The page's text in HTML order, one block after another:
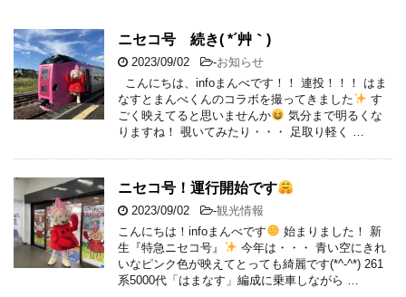
ニセコ号 続き( *´艸｀)
2023/09/02 -お知らせ
こんにちは、infoまんべです！！ 連投！！！ はま
なすとまんべくんのコラボを撮ってきました
す
ごく映えてると思いませんか
気分まで明るくな
りますね！ 覗いてみたり・・・ 足取り軽く …
ニセコ号！運行開始です
2023/09/02 -観光情報
こんにちは！infoまんべです
始まりました！ 新
生『特急ニセコ号』
今年は・・・ 青い空にきれ
いなピンク色が映えてとっても綺麗です(*^-^*) 261
系5000代「はまなす」編成に乗車しながら …